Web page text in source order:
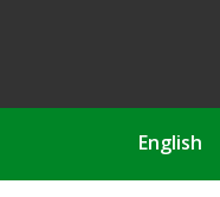
English